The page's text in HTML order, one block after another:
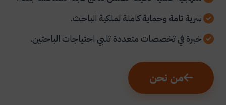
سرية تامة وحماية كاملة لملكية الباحث.
خبرة في تخصصات متعددة تلبي احتياجات الباحثين.
من نحن